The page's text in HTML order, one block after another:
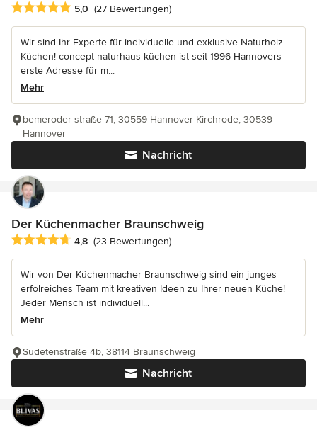
Durchschnittliche Bewertung: 5 von 5 Sternen
5,0 (27 Bewertungen)
Wir sind Ihr Experte für individuelle und exklusive Naturholz-
Küchen! concept naturhaus küchen ist seit 1996 Hannovers
erste Adresse für m...
Mehr
Nachricht
bemeroder straße 71, 30559 Hannover-Kirchrode, 30539
Hannover
Der Küchenmacher Braunschweig
Durchschnittliche Bewertung: 4.8 von 5 Sternen
4,8 (23 Bewertungen)
Wir von Der Küchenmacher Braunschweig sind ein junges
erfolreiches Team mit kreativen Ideen zu Ihrer neuen Küche!
Jeder Mensch ist individuell...
Mehr
Nachricht
Sudetenstraße 4b, 38114 Braunschweig